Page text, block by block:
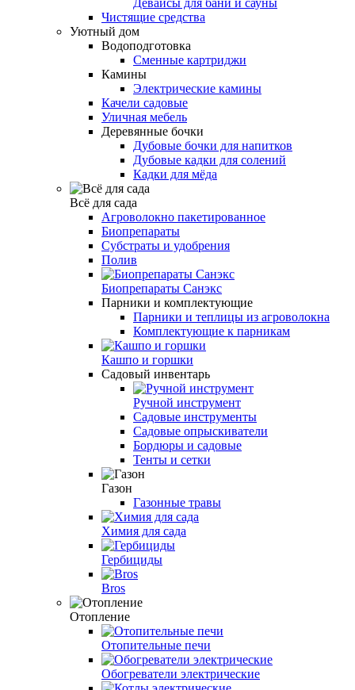
Чистящие средства
Уютный дом
Водоподготовка
Сменные картриджи
Камины
Электрические камины
Качели садовые
Уличная мебель
Деревянные бочки
Дубовые бочки для напитков
Дубовые кадки для солений
Кадки для мёда
Всё для сада
Агроволокно пакетированное
Биопрепараты
Субстраты и удобрения
Полив
Биопрепараты Санэкс
Парники и комплектующие
Парники и теплицы из агроволокна
Комплектующие к парникам
Кашпо и горшки
Садовый инвентарь
Ручной инструмент
Садовые инструменты
Садовые опрыскиватели
Бордюры и садовые
Тенты и сетки
Газон
Газонные травы
Химия для сада
Гербициды
Bros
Отопление
Отопительные печи
Обогреватели электрические